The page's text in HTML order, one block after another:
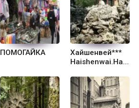
ПОМОГАЙКА
Хайшенвей***
Haishenwai.Нас